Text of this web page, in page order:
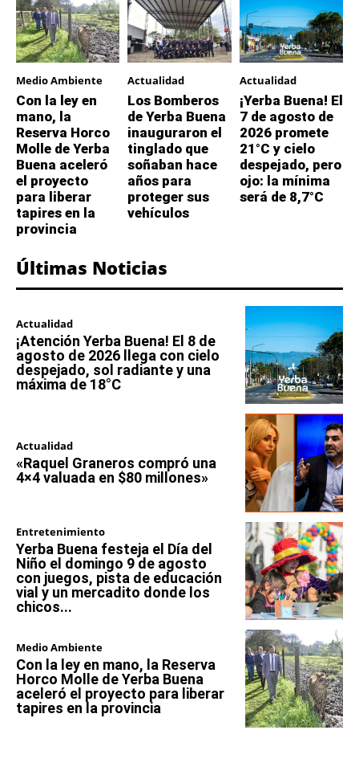
Medio Ambiente
Con la ley en
mano, la
Reserva Horco
Molle de Yerba
Buena aceleró
el proyecto
para liberar
tapires en la
provincia
Actualidad
Los Bomberos
de Yerba Buena
inauguraron el
tinglado que
soñaban hace
años para
proteger sus
vehículos
Actualidad
¡Yerba Buena! El
7 de agosto de
2026 promete
21°C y cielo
despejado, pero
ojo: la mínima
será de 8,7°C
Últimas Noticias
Actualidad
¡Atención Yerba Buena! El 8 de
agosto de 2026 llega con cielo
despejado, sol radiante y una
máxima de 18°C
Actualidad
«Raquel Graneros compró una
4×4 valuada en $80 millones»
Entretenimiento
Yerba Buena festeja el Día del
Niño el domingo 9 de agosto
con juegos, pista de educación
vial y un mercadito donde los
chicos...
Medio Ambiente
Con la ley en mano, la Reserva
Horco Molle de Yerba Buena
aceleró el proyecto para liberar
tapires en la provincia